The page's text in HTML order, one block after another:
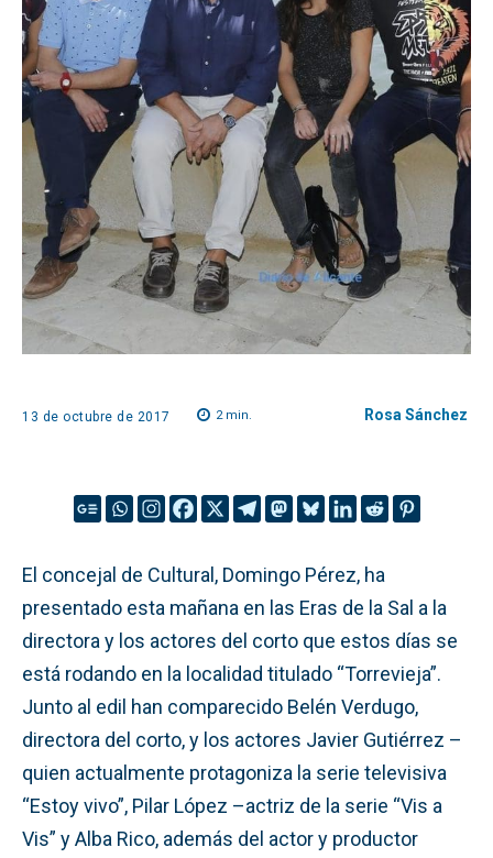
13 de octubre de 2017 2min. Rosa Sánchez
El concejal de Cultural, Domingo Pérez, ha
presentado esta mañana en las Eras de la Sal a la
directora y los actores del corto que estos días se
está rodando en la localidad titulado “Torrevieja”.
Junto al edil han comparecido Belén Verdugo,
directora del corto, y los actores Javier Gutiérrez –
quien actualmente protagoniza la serie televisiva
“Estoy vivo”, Pilar López –actriz de la serie “Vis a
Vis” y Alba Rico, además del actor y productor